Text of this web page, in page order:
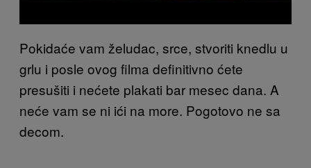
Pokidaće vam želudac, srce, stvoriti knedlu u
grlu i posle ovog filma definitivno ćete
presušiti i nećete plakati bar mesec dana. A
neće vam se ni ići na more. Pogotovo ne sa
decom.